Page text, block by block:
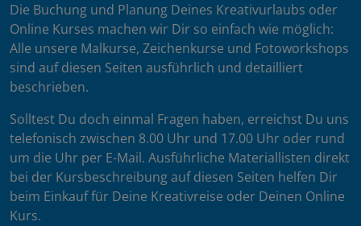
Die Buchung und Planung Deines Kreativurlaubs oder
Online Kurses machen wir Dir so einfach wie möglich:
Alle unsere Malkurse, Zeichenkurse und Fotoworkshops
sind auf diesen Seiten ausführlich und detailliert
beschrieben.
Solltest Du doch einmal Fragen haben, erreichst Du uns
telefonisch zwischen 8.00 Uhr und 17.00 Uhr oder rund
um die Uhr per E-Mail. Ausführliche Materiallisten direkt
bei der Kursbeschreibung auf diesen Seiten helfen Dir
beim Einkauf für Deine Kreativreise oder Deinen Online
Kurs.